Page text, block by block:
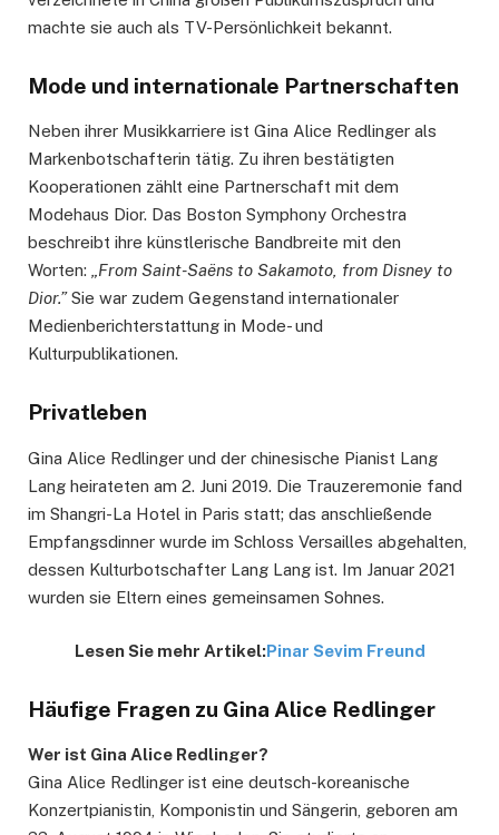
machte sie auch als TV-Persönlichkeit bekannt.
Mode und internationale Partnerschaften
Neben ihrer Musikkarriere ist Gina Alice Redlinger als
Markenbotschafterin tätig. Zu ihren bestätigten
Kooperationen zählt eine Partnerschaft mit dem
Modehaus Dior. Das Boston Symphony Orchestra
beschreibt ihre künstlerische Bandbreite mit den
Worten:
„From Saint-Saëns to Sakamoto, from Disney to
Dior.”Sie war zudem Gegenstand internationaler
Medienberichterstattung in Mode- und
Kulturpublikationen.
Privatleben
Gina Alice Redlinger und der chinesische Pianist Lang
Lang heirateten am 2. Juni 2019. Die Trauzeremonie fand
im Shangri-La Hotel in Paris statt; das anschließende
Empfangsdinner wurde im Schloss Versailles abgehalten,
dessen Kulturbotschafter Lang Lang ist. Im Januar 2021
wurden sie Eltern eines gemeinsamen Sohnes.
Lesen Sie mehr Artikel:Pinar Sevim Freund
Häufige Fragen zu Gina Alice Redlinger
Wer ist Gina Alice Redlinger?
Gina Alice Redlinger ist eine deutsch-koreanische
Konzertpianistin, Komponistin und Sängerin, geboren am